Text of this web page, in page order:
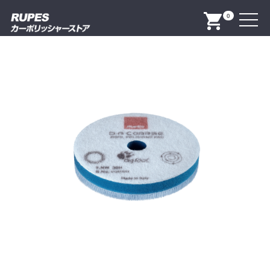
0 Menu